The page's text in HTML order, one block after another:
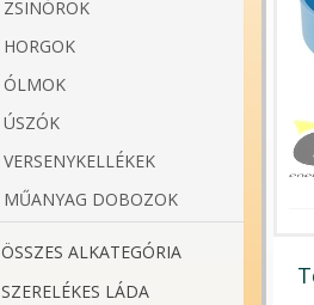
ZSINÓROK
HORGOK
ÓLMOK
ÚSZÓK
VERSENYKELLÉKEK
MŰANYAG DOBOZOK
ÖSSZES ALKATEGÓRIA
SZERELÉKES LÁDA